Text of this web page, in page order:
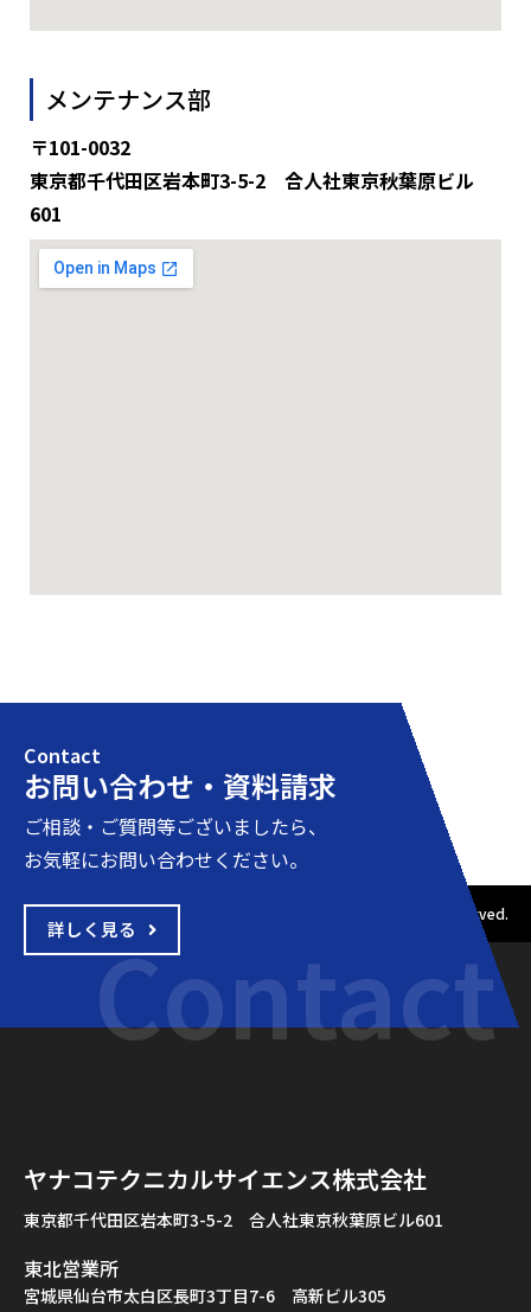
メンテナンス部
〒101-0032
東京都千代田区岩本町3-5-2 合人社東京秋葉原ビル
601
Contact
お問い合わせ・資料請求
ご相談・ご質問等ございましたら、
お気軽にお問い合わせください。
詳しく見るContact
Copyright © 2001-2020 ヤナコテクニカルサイエンス All rights reserved.
ヤナコテクニカルサイエンス株式会社
東京都千代田区岩本町3-5-2 合人社東京秋葉原ビル601
東北営業所
宮城県仙台市太白区長町3丁目7-6 高新ビル305